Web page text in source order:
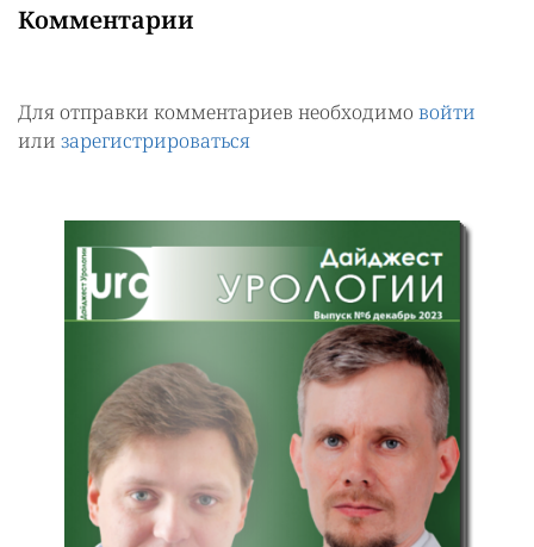
Комментарии
Для отправки комментариев необходимо войти
или зарегистрироваться